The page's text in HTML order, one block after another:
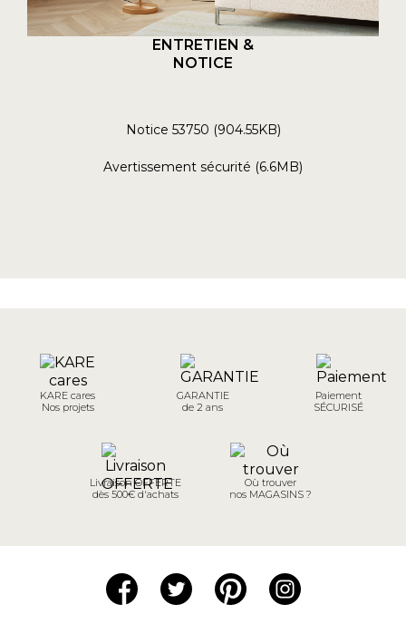
ENTRETIEN &
NOTICE
Notice 53750 (904.55KB)
Avertissement sécurité (6.6MB)
KARE cares
Nos projets
GARANTIE
de 2 ans
Paiement
SÉCURISÉ
Livraison OFFERTE
dès 500€ d'achats
Où trouver
nos MAGASINS ?